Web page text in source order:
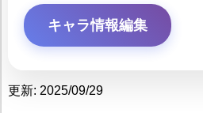
キャラ情報編集
更新: 2025/09/29